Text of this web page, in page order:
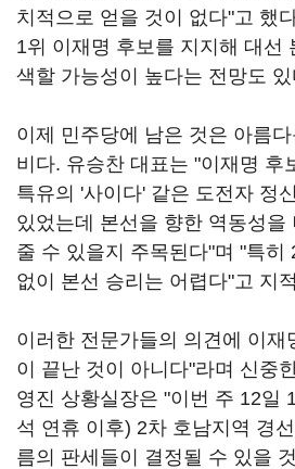
치적으로 얻을 것이 없다"고 했
1위 이재명 후보를 지지해 대선
색할 가능성이 높다는 전망도 있
이제 민주당에 남은 것은 아름
비다. 유승찬 대표는 "이재명 후
특유의 '사이다' 같은 도전자 정
있었는데 본선을 향한 역동성을
줄 수 있을지 주목된다"며 "특히
없이 본선 승리는 어렵다"고 지
이러한 전문가들의 의견에 이재
이 끝난 것이 아니다"라며 신중
영진 상황실장은 "이번 주 12일
석 연휴 이후) 2차 호남지역 경
름의 판세들이 결정될 수 있을